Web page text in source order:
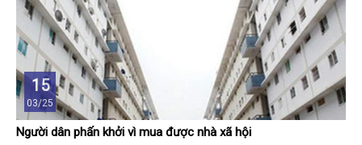
15
03/25
Người dân phấn khởi vì mua được nhà xã hội